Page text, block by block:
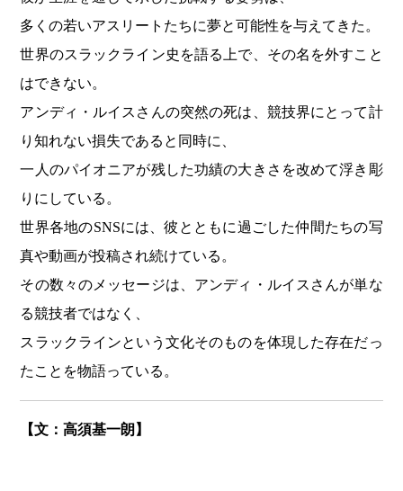
多くの若いアスリートたちに夢と可能性を与えてきた。
世界のスラックライン史を語る上で、その名を外すこと
はできない。
アンディ・ルイスさんの突然の死は、競技界にとって計
り知れない損失であると同時に、
一人のパイオニアが残した功績の大きさを改めて浮き彫
りにしている。
世界各地のSNSには、彼とともに過ごした仲間たちの写
真や動画が投稿され続けている。
その数々のメッセージは、アンディ・ルイスさんが単な
る競技者ではなく、
スラックラインという文化そのものを体現した存在だっ
たことを物語っている。
【文：高須基一朗】